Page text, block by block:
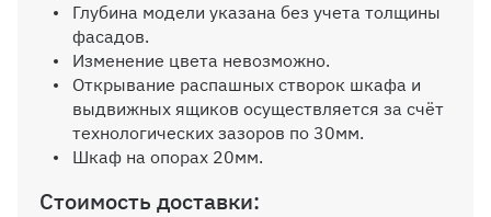
Дополнительная полка до 600 мм
Дополнительная штанга
Глубина модели указана без учета толщины
фасадов.
Изменение цвета невозможно.
Открывание распашных створок шкафа и
выдвижных ящиков осуществляется за счёт
технологических зазоров по 30мм.
Шкаф на опорах 20мм.
Стоимость доставки: